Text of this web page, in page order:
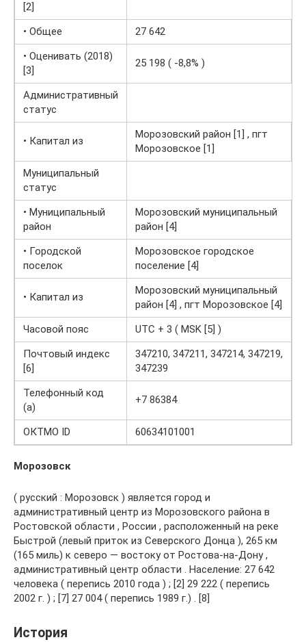
[2]
• Общее
27 642
• Оценивать (2018)
[3]
25 198 ( -8,8% )
Административный
статус
• Капитал из
Морозовский район [1] , пгт
Морозовское [1]
Муниципальный
статус
• Муниципальный
район
Морозовский муниципальный
район [4]
• Городской
поселок
Морозовское городское
поселение [4]
• Капитал из
Морозовский муниципальный
район [4] , пгт Морозовское [4]
Часовой пояс
UTC + 3 ( MSK [5] )
Почтовый индекс
[6]
347210, 347211, 347214, 347219,
347239
Телефонный код
(а)
+7 86384
ОКТМО ID 60634101001
Морозовск
( русский : Морозовск ) является город и
административный центр из Морозовского района в
Ростовской области , России , расположенный на реке
Быстрой (левый приток из Северского Донца ), 265 км
(165 миль) к северо — востоку от Ростова-на-Дону ,
административный центр области . Население: 27 642
человека ( перепись 2010 года ) ; [2] 29 222 ( перепись
2002 г. ) ; [7] 27 004 ( перепись 1989 г.) . [8]
История